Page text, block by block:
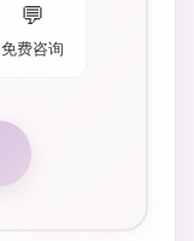
💬
免费咨询